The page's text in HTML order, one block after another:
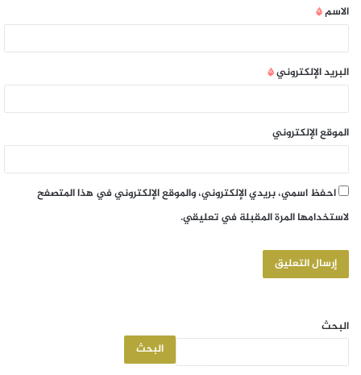
الاسم*
البريد الإلكتروني*
الموقع الإلكتروني
احفظ اسمي، بريدي الإلكتروني، والموقع الإلكتروني في هذا المتصفح
لاستخدامها المرة المقبلة في تعليقي.
البحث
البحث